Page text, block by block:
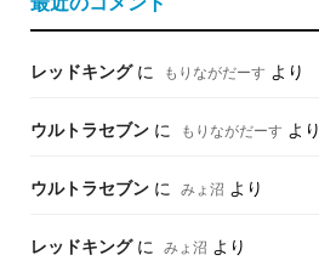
レッドキングに もりながだーす より
ウルトラセブンに もりながだーす より
ウルトラセブンに みょ沼 より
レッドキングに みょ沼 より